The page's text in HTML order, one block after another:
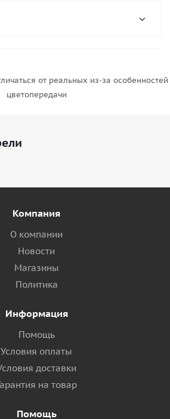
от реальных из-за особенностей
цветопередачи
Компания
О компании
Новости
Магазины
Политика
Информация
Помощь
Условия оплаты
доставки
на товар
Помощь